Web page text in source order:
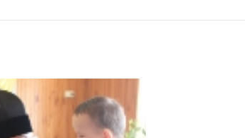
ХРАМЫ И МОНАСТЫРИ
КОНТАКТЫ/РЕКВИЗИТЫ